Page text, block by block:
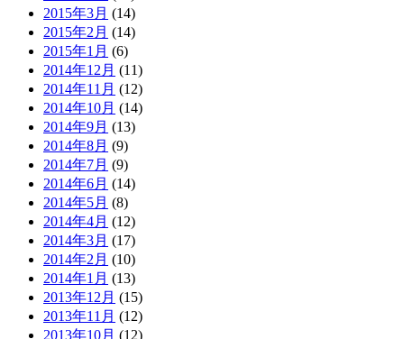
2015年3月 (14)
2015年2月 (14)
2015年1月 (6)
2014年12月 (11)
2014年11月 (12)
2014年10月 (14)
2014年9月 (13)
2014年8月 (9)
2014年7月 (9)
2014年6月 (14)
2014年5月 (8)
2014年4月 (12)
2014年3月 (17)
2014年2月 (10)
2014年1月 (13)
2013年12月 (15)
2013年11月 (12)
2013年10月 (12)